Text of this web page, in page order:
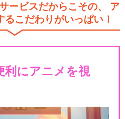
ービスだからこその、
ア
こだわりがいっぱい！
利にアニメを視